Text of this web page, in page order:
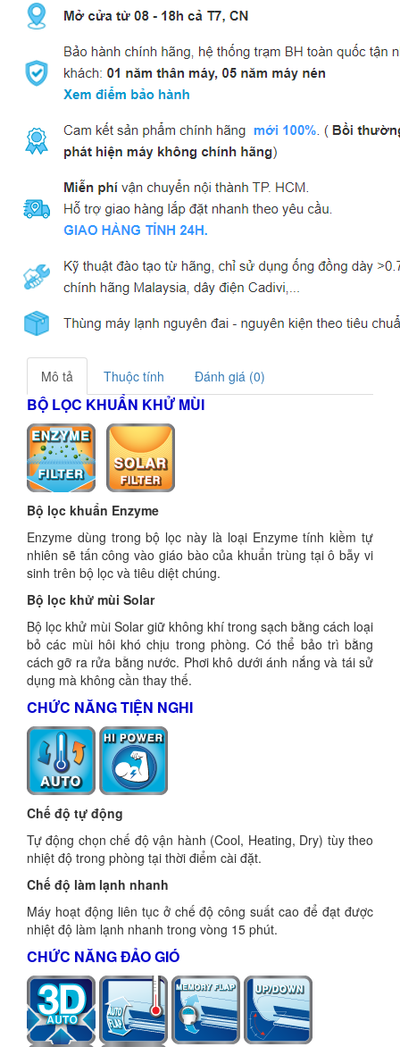
Mô tả Thuộc tính Đánh giá (0)
BỘ LỌC KHUẨN KHỬ MÙI
Bộ lọc khuẩn Enzyme
Enzyme dùng trong bộ lọc này là loại Enzyme tính kiềm tự
nhiên sẽ tấn công vào giáo bào của khuẩn trùng tại ô bẫy vi
sinh trên bộ lọc và tiêu diệt chúng.
Bộ lọc khử mùi Solar
Bộ lọc khử mùi Solar giữ không khí trong sạch bằng cách loại
bỏ các mùi hôi khó chịu trong phòng. Có thể bảo trì bằng
cách gỡ ra rửa bằng nước. Phơi khô dưới ánh nắng và tái sử
dụng mà không cần thay thế.
CHỨC NĂNG TIỆN NGHI
Chế độ tự động
Tự động chọn chế độ vận hành (Cool, Heating, Dry) tùy theo
nhiệt độ trong phòng tại thời điểm cài đặt.
Chế độ làm lạnh nhanh
Máy hoạt động liên tục ở chế độ công suất cao để đạt được
nhiệt độ làm lạnh nhanh trong vòng 15 phút.
CHỨC NĂNG ĐẢO GIÓ